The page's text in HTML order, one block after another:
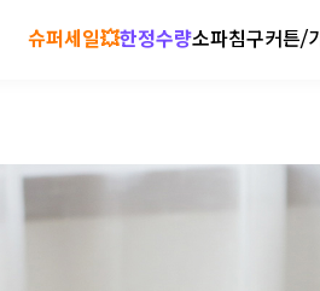
슈퍼세일💥한정수량소파침구커튼/